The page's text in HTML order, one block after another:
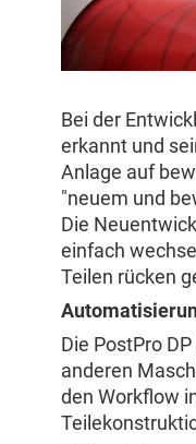
Bei der
erkannt und
Anlage auf
"neuem und
Die
einfach
Teilen rücken
Die PostPro
anderen
den Workflow